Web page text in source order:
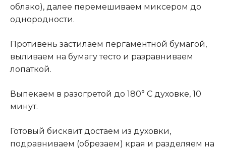
облако), далее перемешиваем миксером до
однородности.
Противень застилаем пергаментной бумагой,
выливаем на бумагу тесто и разравниваем
лопаткой.
Выпекаем в разогретой до 180° C духовке, 10
минут.
Готовый бисквит достаем из духовки,
подравниваем (обрезаем) края и разделяем на